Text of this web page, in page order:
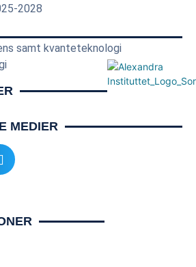
2028
samt kvanteteknologi
MEDIER